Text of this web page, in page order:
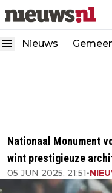
Nieuws
Nationaal Monument
wint prestigieuze
05 JUN 2025, 21:51•